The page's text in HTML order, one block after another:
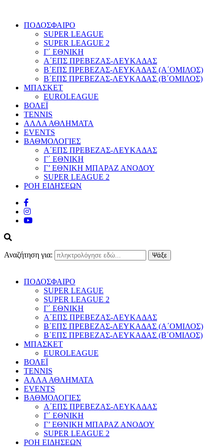
ΠΟΔΟΣΦΑΙΡΟ
SUPER LEAGUE
SUPER LEAGUE 2
Γ΄ ΕΘΝΙΚΗ
Α΄ΕΠΣ ΠΡΕΒΕΖΑΣ-ΛΕΥΚΑΔΑΣ
Β΄ΕΠΣ ΠΡΕΒΕΖΑΣ-ΛΕΥΚΑΔΑΣ (Α΄ΟΜΙΛΟΣ)
Β΄ΕΠΣ ΠΡΕΒΕΖΑΣ-ΛΕΥΚΑΔΑΣ (Β΄ΟΜΙΛΟΣ)
ΜΠΑΣΚΕΤ
EUROLEAGUE
ΒΟΛΕΪ
TENNIS
ΑΛΛΑ ΑΘΛΗΜΑΤΑ
EVENTS
ΒΑΘΜΟΛΟΓΙΕΣ
Α΄ΕΠΣ ΠΡΕΒΕΖΑΣ-ΛΕΥΚΑΔΑΣ
Γ΄ ΕΘΝΙΚΗ
Γ’ ΕΘΝΙΚΗ ΜΠΑΡΑΖ ΑΝΟΔΟΥ
SUPER LEAGUE 2
ΡΟΗ ΕΙΔΗΣΕΩΝ
Αναζήτηση για:
ΠΟΔΟΣΦΑΙΡΟ
SUPER LEAGUE
SUPER LEAGUE 2
Γ΄ ΕΘΝΙΚΗ
Α΄ΕΠΣ ΠΡΕΒΕΖΑΣ-ΛΕΥΚΑΔΑΣ
Β΄ΕΠΣ ΠΡΕΒΕΖΑΣ-ΛΕΥΚΑΔΑΣ (Α΄ΟΜΙΛΟΣ)
Β΄ΕΠΣ ΠΡΕΒΕΖΑΣ-ΛΕΥΚΑΔΑΣ (Β΄ΟΜΙΛΟΣ)
ΜΠΑΣΚΕΤ
EUROLEAGUE
ΒΟΛΕΪ
TENNIS
ΑΛΛΑ ΑΘΛΗΜΑΤΑ
EVENTS
ΒΑΘΜΟΛΟΓΙΕΣ
Α΄ΕΠΣ ΠΡΕΒΕΖΑΣ-ΛΕΥΚΑΔΑΣ
Γ΄ ΕΘΝΙΚΗ
Γ’ ΕΘΝΙΚΗ ΜΠΑΡΑΖ ΑΝΟΔΟΥ
SUPER LEAGUE 2
ΡΟΗ ΕΙΔΗΣΕΩΝ